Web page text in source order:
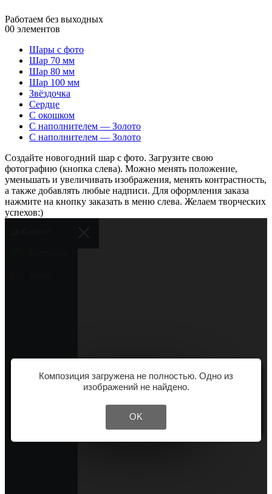
Работаем без выходных
00 элементов
Шары с фото
Шар 70 мм
Шар 80 мм
Шар 100 мм
Звёздочка
Сердце
С окошком
С наполнителем — Золото
С наполнителем — Золото
Создайте новогодний шар с фото. Загрузите свою
фотографию (кнопка слева). Можно менять положение,
уменьшать и увеличивать изображения, менять контрастность,
а также добавлять любые надписи. Для оформления заказа
нажмите на кнопку заказать в меню слева. Желаем творческих
успехов:)